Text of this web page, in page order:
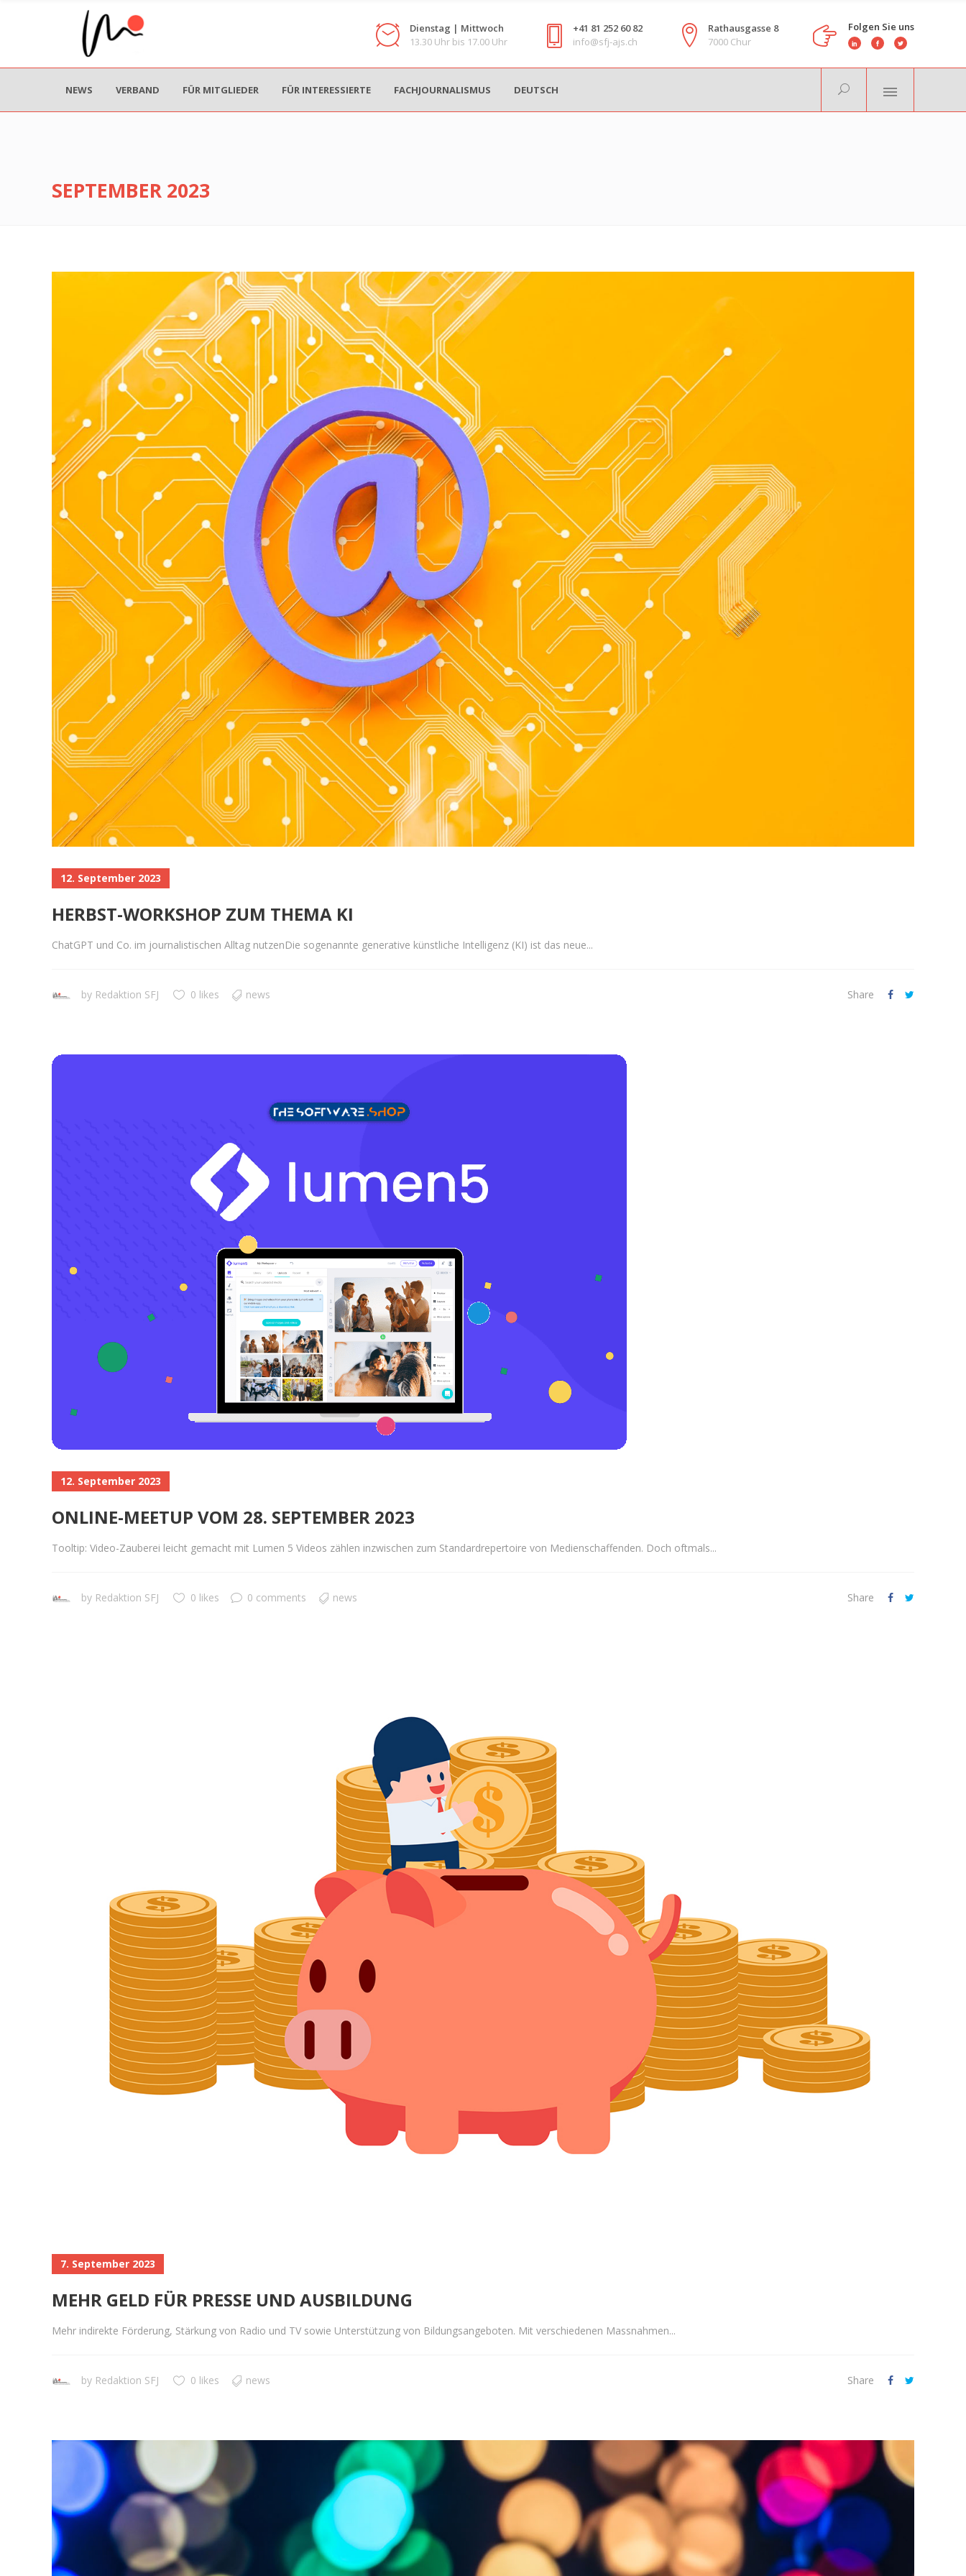
Dienstag | Mittwoch
13.30 Uhr bis 17.00 Uhr
+41 81 252 60 82
info@sfj-ajs.ch
Rathausgasse 8
7000 Chur
Folgen Sie uns
NEWS VERBAND FÜR MITGLIEDER FÜR INTERESSIERTE FACHJOURNALISMUS DEUTSCH
SEPTEMBER 2023
12. September 2023
HERBST-WORKSHOP ZUM THEMA KI
ChatGPT und Co. im journalistischen Alltag nutzenDie sogenannte generative künstliche Intelligenz (KI) ist das neue...
by Redaktion SFJ 0 likes news Share
12. September 2023
ONLINE-MEETUP VOM 28. SEPTEMBER 2023
Tooltip: Video-Zauberei leicht gemacht mit Lumen 5 Videos zählen inzwischen zum Standardrepertoire von Medienschaffenden. Doch oftmals...
by Redaktion SFJ 0 likes 0 comments news Share
7. September 2023
MEHR GELD FÜR PRESSE UND AUSBILDUNG
Mehr indirekte Förderung, Stärkung von Radio und TV sowie Unterstützung von Bildungsangeboten. Mit verschiedenen Massnahmen...
by Redaktion SFJ 0 likes news Share